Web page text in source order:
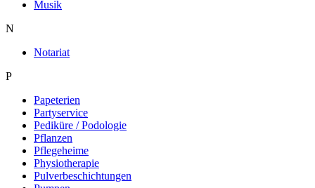
Musik
N
Notariat
P
Papeterien
Partyservice
Pediküre / Podologie
Pflanzen
Pflegeheime
Physiotherapie
Pulverbeschichtungen